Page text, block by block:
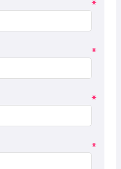
*
*
*
*